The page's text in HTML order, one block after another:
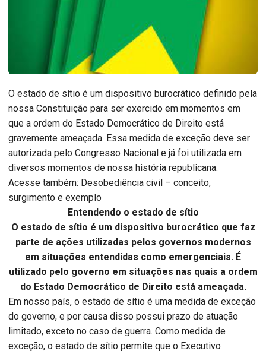
O estado de sítio é um dispositivo burocrático definido pela
nossa Constituição para ser exercido em momentos em
que a ordem do Estado Democrático de Direito está
gravemente ameaçada. Essa medida de exceção deve ser
autorizada pelo Congresso Nacional e já foi utilizada em
diversos momentos de nossa história republicana.
Acesse também: Desobediência civil – conceito,
surgimento e exemplo
Entendendo o estado de sítio
O estado de sítio é um dispositivo burocrático que faz
parte de ações utilizadas pelos governos modernos
em situações entendidas como emergenciais. É
utilizado pelo governo em situações nas quais a ordem
do Estado Democrático de Direito está ameaçada.
Em nosso país, o estado de sítio é uma medida de exceção
do governo, e por causa disso possui prazo de atuação
limitado, exceto no caso de guerra. Como medida de
exceção, o estado de sítio permite que o Executivo